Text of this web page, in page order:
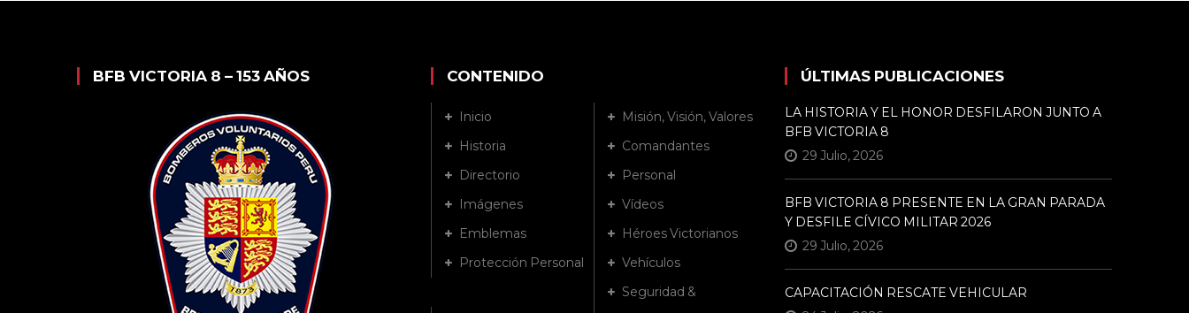
BFB VICTORIA 8 – 153 AÑOS CONTENIDO
Inicio
Misión, Visión, Valores
Historia
Comandantes
Directorio
Personal
Imágenes
Vídeos
Emblemas
Héroes Victorianos
Protección Personal
Vehículos
Seguridad &
ÚLTIMAS PUBLICACIONES
LA HISTORIA Y EL HONOR DESFILARON JUNTO A
BFB VICTORIA 8
29 Julio, 2026
BFB VICTORIA 8 PRESENTE EN LA GRAN PARADA
Y DESFILE CÍVICO MILITAR 2026
29 Julio, 2026
CAPACITACIÓN RESCATE VEHICULAR